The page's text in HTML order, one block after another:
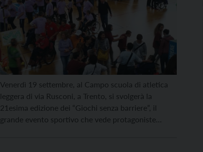
Venerdì 19 settembre, al Campo scuola di atletica
leggera di via Rusconi, a Trento, si svolgerà la
21esima edizione dei “Giochi senza barriere”, il
grande evento sportivo che vede protagoniste